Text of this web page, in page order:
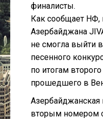
финалисты.
Как сообщает НФ,
Азербайджана
не смогла выйти
песенного
по итогам
прошедшего в
Азербайджанская
вторым номером